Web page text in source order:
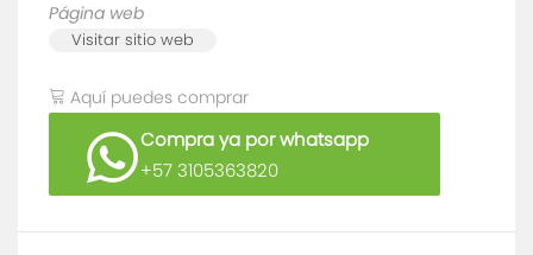
Página web
Visitar sitio web
Aquí puedes comprar
Compra ya por whatsapp
+57 3105363820